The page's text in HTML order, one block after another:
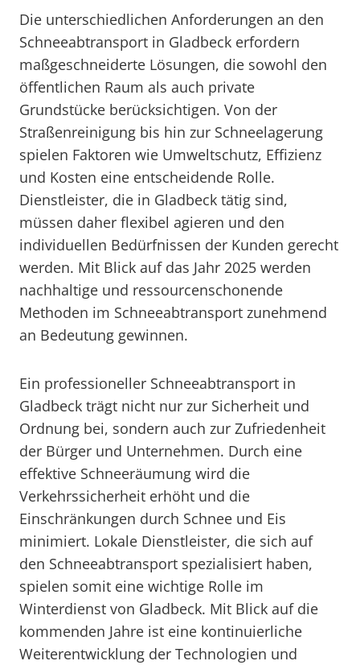
Die unterschiedlichen Anforderungen an den
Schneeabtransport in Gladbeck erfordern
maßgeschneiderte Lösungen, die sowohl den
öffentlichen Raum als auch private
Grundstücke berücksichtigen. Von der
Straßenreinigung bis hin zur Schneelagerung
spielen Faktoren wie Umweltschutz, Effizienz
und Kosten eine entscheidende Rolle.
Dienstleister, die in Gladbeck tätig sind,
müssen daher flexibel agieren und den
individuellen Bedürfnissen der Kunden gerecht
werden. Mit Blick auf das Jahr 2025 werden
nachhaltige und ressourcenschonende
Methoden im Schneeabtransport zunehmend
an Bedeutung gewinnen.
Ein professioneller Schneeabtransport in
Gladbeck trägt nicht nur zur Sicherheit und
Ordnung bei, sondern auch zur Zufriedenheit
der Bürger und Unternehmen. Durch eine
effektive Schneeräumung wird die
Verkehrssicherheit erhöht und die
Einschränkungen durch Schnee und Eis
minimiert. Lokale Dienstleister, die sich auf
den Schneeabtransport spezialisiert haben,
spielen somit eine wichtige Rolle im
Winterdienst von Gladbeck. Mit Blick auf die
kommenden Jahre ist eine kontinuierliche
Weiterentwicklung der Technologien und